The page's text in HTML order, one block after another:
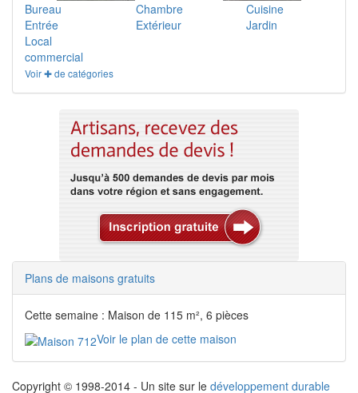
Bureau Chambre
Cuisine
Entrée
Extérieur
Jardin
Local
commercial
Voir ✚ de catégories
Plans de maisons gratuits
Cette semaine : Maison de 115 m², 6 pièces
Voir le plan de cette maison
Copyright © 1998-2014 - Un site sur le développement durable